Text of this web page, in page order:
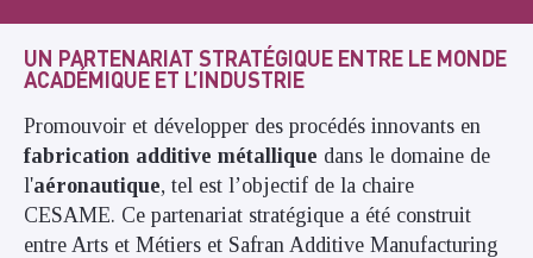
UN PARTENARIAT STRATÉGIQUE ENTRE LE MONDE
ACADÉMIQUE ET L’INDUSTRIE
Promouvoir et développer des procédés innovants en
fabrication additive métallique dans le domaine de
l'aéronautique, tel est l’objectif de la chaire
CESAME. Ce partenariat stratégique a été construit
entre Arts et Métiers et Safran Additive Manufacturing